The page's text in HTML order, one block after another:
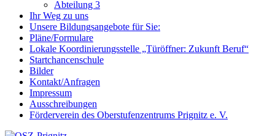
Abteilung 3
Ihr Weg zu uns
Unsere Bildungsangebote für Sie:
Pläne/Formulare
Lokale Koordinierungsstelle „Türöffner: Zukunft Beruf“
Startchancenschule
Bilder
Kontakt/Anfragen
Impressum
Ausschreibungen
Förderverein des Oberstufenzentrums Prignitz e. V.